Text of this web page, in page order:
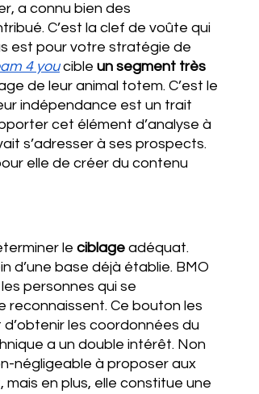
a connu bien des
C’est la clef de voûte qui
est pour votre stratégie de
4 you cible un segment très
de leur animal totem. C’est le
indépendance est un trait
cet élément d’analyse à
s’adresser à ses prospects.
elle de créer du contenu
le ciblage adéquat.
d’une base déjà établie. BMO
personnes qui se
reconnaissent. Ce bouton les
les coordonnées du
a un double intérêt. Non
négligeable à proposer aux
en plus, elle constitue une